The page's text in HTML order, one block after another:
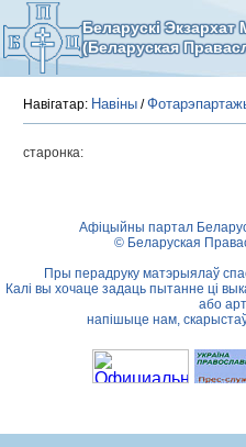
Беларускі Экзархат
(Беларуская
Навігатар: Навіны /
старонка:
Афіцыйны партал
© Беларуская
Пры перадруку матэрыялаў
Калі вы хочаце задаць пытанне ці
або
напішыце нам,